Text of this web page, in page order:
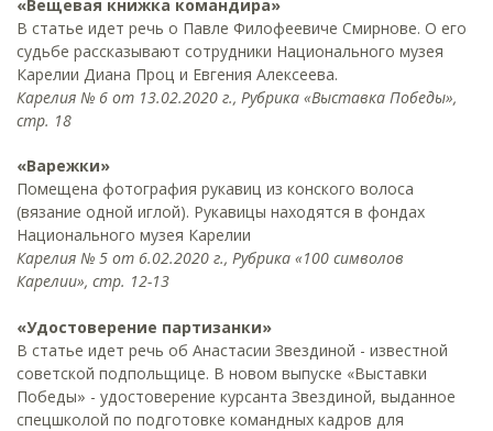
«Вещевая книжка командира»
В статье идет речь о Павле Филофеевиче Смирнове. О его
судьбе рассказывают сотрудники Национального музея
Карелии Диана Проц и Евгения Алексеева.
Карелия № 6 от 13.02.2020 г., Рубрика «Выставка Победы»,
стр. 18
«Варежки»
Помещена фотография рукавиц из конского волоса
(вязание одной иглой). Рукавицы находятся в фондах
Национального музея Карелии
Карелия № 5 от 6.02.2020 г., Рубрика «100 символов
Карелии», стр. 12-13
«Удостоверение партизанки»
В статье идет речь об Анастасии Звездиной - известной
советской подпольщице. В новом выпуске «Выставки
Победы» - удостоверение курсанта Звездиной, выданное
спецшколой по подготовке командных кадров для